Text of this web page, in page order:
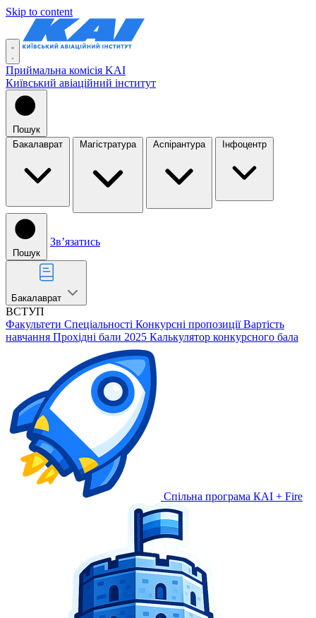
Skip to content
Приймальна комісія KAI
Київський авіаційний інститут
Пошук
Бакалаврат
Магістратура Аспірантура Інфоцентр
Пошук
Звʼязатись
Бакалаврат
ВСТУП
Факультети Спеціальності Конкурсні пропозиції Вартість
навчання Прохідні бали 2025 Калькулятор конкурсного бала
Спільна програма КАІ + Fire